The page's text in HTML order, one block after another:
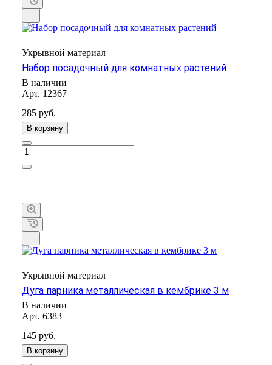
Укрывной материал
Набор посадочный для комнатных растений
В наличии
Арт. 12367
285 руб.
В корзину
Укрывной материал
Дуга парника металлическая в кембрике 3 м
В наличии
Арт. 6383
145 руб.
В корзину